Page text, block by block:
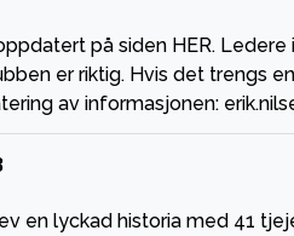
på siden HER.
er riktig. Hvis det trengs
av informasjonen:
en lyckad historia med 41